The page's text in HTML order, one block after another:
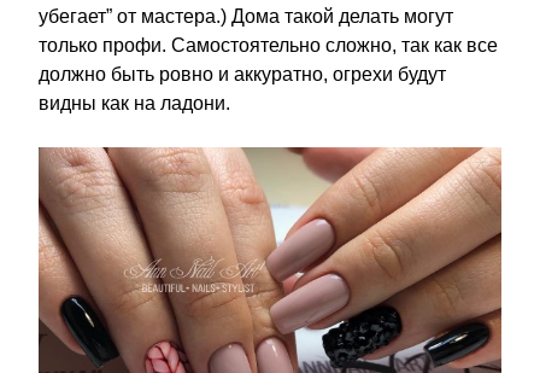
убегает” от мастера.) Дома такой делать могут
только профи. Самостоятельно сложно, так как все
должно быть ровно и аккуратно, огрехи будут
видны как на ладони.